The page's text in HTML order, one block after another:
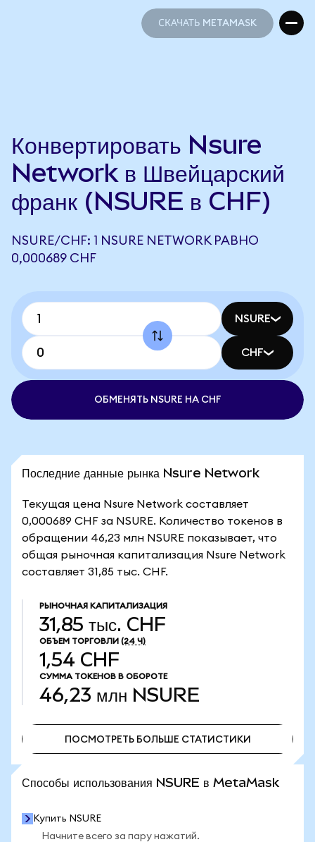
СКАЧАТЬ METAMASK
Конвертировать Nsure
Network в Швейцарский
франк (NSURE в CHF)
NSURE/CHF: 1 NSURE NETWORK РАВНО
0,000689 CHF
NSURE
CHF
ОБМЕНЯТЬ NSURE НА CHF
Последние данные рынка Nsure Network
Текущая цена Nsure Network составляет
0,000689 CHF за NSURE. Количество токенов в
обращении 46,23 млн NSURE показывает, что
общая рыночная капитализация Nsure Network
составляет 31,85 тыс. CHF.
РЫНОЧНАЯ КАПИТАЛИЗАЦИЯ
31,85 тыс. CHF
ОБЪЕМ ТОРГОВЛИ (24 Ч)
1,54 CHF
СУММА ТОКЕНОВ В ОБОРОТЕ
46,23 млн NSURE
ПОСМОТРЕТЬ БОЛЬШЕ СТАТИСТИКИ
Способы использования NSURE в MetaMask
Купить NSURE
Начните всего за пару нажатий.